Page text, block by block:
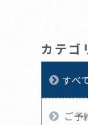
カテゴ
すべ
ご予